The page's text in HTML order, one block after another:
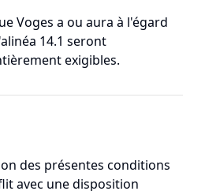
Voges a ou aura à l'égard
14.1 seront
exigibles.
des présentes conditions
avec une disposition